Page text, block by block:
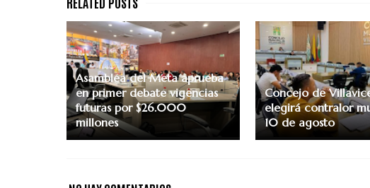
Asamblea del Meta aprueba
en primer debate vigencias
futuras por $26.000
millones
Concejo de
elegirá contralor
10 de agosto